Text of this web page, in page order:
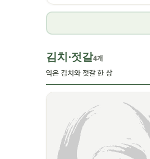
김치·젓갈4개
익은 김치와 젓갈 한 상